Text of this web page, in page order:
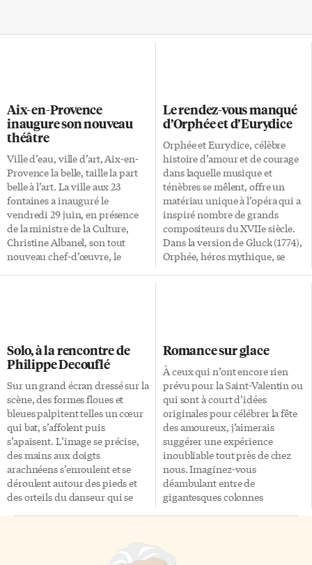
Aix-en-Provence
inaugure son nouveau
théâtre
Ville d’eau, ville d’art, Aix-en-
Provence la belle, taille la part
belle à l’art. La ville aux 23
fontaines a inauguré le
vendredi 29 juin, en présence
de la ministre de la Culture,
Christine Albanel, son tout
nouveau chef-d’œuvre, le
la Rotonde, ce théâtre moderne
aux allures de Colysée
accueillera à chaque
représentation, jusqu’à 1 350
spectateurs tout au long de
l’année. Conçu par les
architectes italiens Vittorio
Gregotti et Paolo Colao, Le […]
Le rendez-vous manqué
d’Orphée et d’Eurydice
Orphée et Eurydice, célèbre
histoire d’amour et de courage
dans laquelle musique et
ténèbres se mêlent, offre un
matériau unique à l’opéra qui a
inspiré nombre de grands
compositeurs du XVIIe siècle.
Dans la version de Gluck (1774),
Orphée, héros mythique, se
pas regarder Eurydice avant
qu’ils ne soient tous deux sortis
des abîmes. Pour triompher de
l’enfer, Orphée se sert de sa lyre
et de sa voix et charme […]
Solo, à la rencontre de
Philippe Decouflé
Sur un grand écran dressé sur la
scène, des formes floues et
bleues palpitent telles un cœur
qui bat, s’affolent puis
s’apaisent. L’image se précise,
des mains aux doigts
arachnéens s’enroulent et se
déroulent autour des pieds et
des orteils du danseur qui se
dans la toile artistique de ses
Romance sur glace
À ceux qui n’ont encore rien
prévu pour la Saint-Valentin ou
qui sont à court d’idées
originales pour célébrer la fête
des amoureux, j’aimerais
suggérer une expérience
inoubliable tout près de chez
nous. Imaginez-vous
déambulant entre de
gigantesques colonnes